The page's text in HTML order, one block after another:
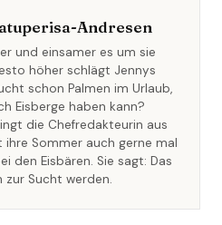
Andresen
und einsamer es um sie
höher schlägt Jennys
schon Palmen im Urlaub,
Eisberge haben kann?
die Chefredakteurin aus
Sommer auch gerne mal
den Eisbären. Sie sagt: Das
zur Sucht werden.